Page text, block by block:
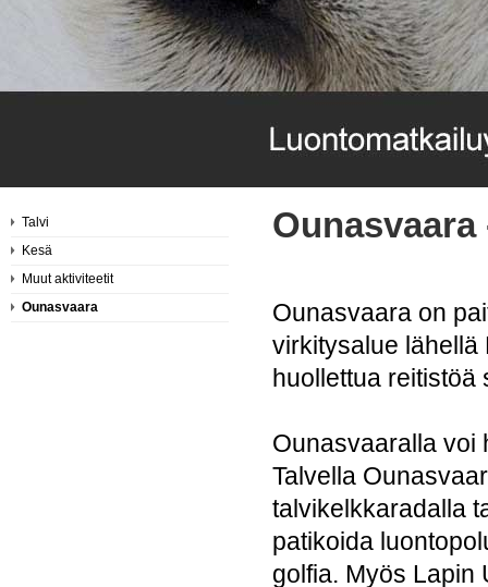
Talvi
Kesä
Muut aktiviteetit
Ounasvaara
Ounasvaara on
virkitysalue lähellä
huollettua reitistöä
Ounasvaaralla voi
Talvella
talvikelkkaradalla
patikoida
golfia. Myös Lapin